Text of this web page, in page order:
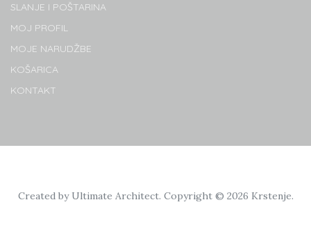
SLANJE I POŠTARINA
MOJ PROFIL
MOJE NARUDŽBE
KOŠARICA
KONTAKT
Created by Ultimate Architect. Copyright © 2026 Krstenje.